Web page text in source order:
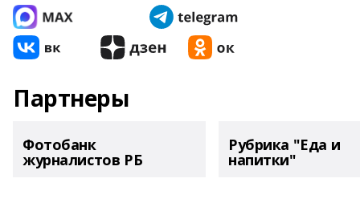
Партнеры
Фотобанк
журналистов РБ
Рубрика "Еда и
напитки"